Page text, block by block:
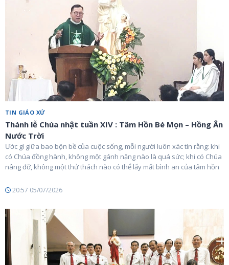
TIN GIÁO XỨ
Thánh lễ Chúa nhật tuần XIV : Tâm Hồn Bé Mọn – Hồng Ân
Nước Trời
Ước gì giữa bao bộn bề của cuộc sống, mỗi người luôn xác tín rằng: khi
có Chúa đồng hành, không một gánh nặng nào là quá sức; khi có Chúa
nâng đỡ, không một thử thách nào có thể lấy mất bình an của tâm hồn
20:57 05/07/2026